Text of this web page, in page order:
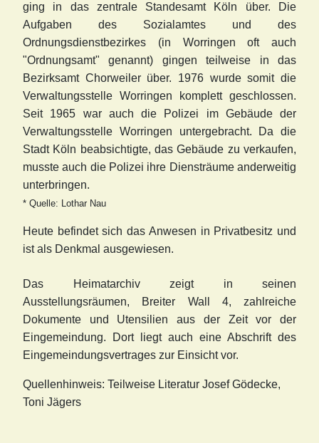
ging in das zentrale Standesamt Köln über. Die
Aufgaben des Sozialamtes und des
Ordnungsdienstbezirkes (in Worringen oft auch
"Ordnungsamt" genannt) gingen teilweise in das
Bezirksamt Chorweiler über. 1976 wurde somit die
Verwaltungsstelle Worringen komplett geschlossen.
Seit 1965 war auch die Polizei im Gebäude der
Verwaltungsstelle Worringen untergebracht. Da die
Stadt Köln beabsichtigte, das Gebäude zu verkaufen,
musste auch die Polizei ihre Diensträume anderweitig
unterbringen.
* Quelle: Lothar Nau
Heute befindet sich das Anwesen in Privatbesitz und
ist als Denkmal ausgewiesen.
Das Heimatarchiv zeigt in seinen
Ausstellungsräumen, Breiter Wall 4, zahlreiche
Dokumente und Utensilien aus der Zeit vor der
Eingemeindung. Dort liegt auch eine Abschrift des
Eingemeindungsvertrages zur Einsicht vor.
Quellenhinweis: Teilweise Literatur Josef Gödecke,
Toni Jägers